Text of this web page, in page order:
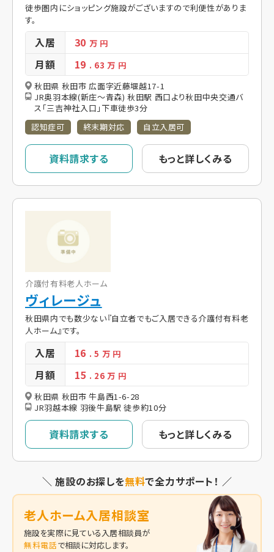
徒歩圏内にショッピング施設がございますので利便性がありま
す。
入居 30万 円
月額 19 . 63万 円
秋田県 秋田市 広面字近藤堰越17-1
JR奥羽本線(新庄～青森) 秋田駅 西口より秋田中央交通バ
ス「三吉神社入口」下車徒歩3分
認知症可
終末期対応 自立入居可
資料請求する もっと詳しくみる
介護付有料老人ホーム
ヴィレージュ
秋田県内でも数少ない『自立者でもご入居できる介護付有料老
人ホーム』です。
入居 16 . 5 万 円
月額 15 . 26万 円
秋田県 秋田市 牛島西1-6-28
JR羽越本線 羽後牛島駅 徒歩約10分
資料請求する もっと詳しくみる
＼ 施設のお探しを無料で全力サポート！ ／
老人ホーム入居相談室
施設を実際に見ている入居相談員が
無料電話で相談に対応します。